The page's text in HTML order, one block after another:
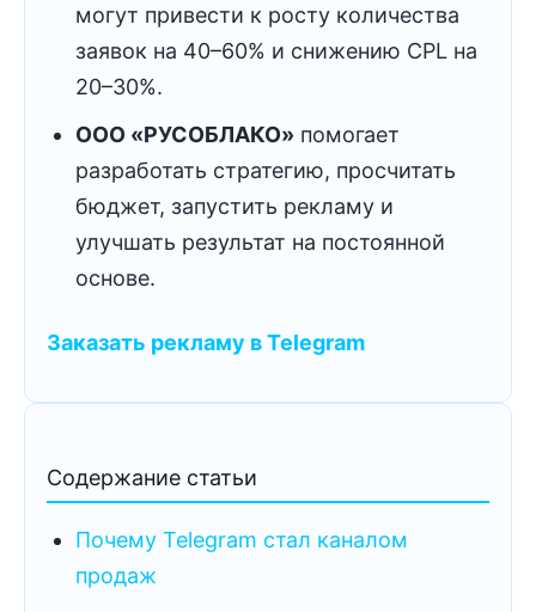
могут привести к росту количества
заявок на 40–60% и снижению CPL на
20–30%.
ООО «РУСОБЛАКО» помогает
разработать стратегию, просчитать
бюджет, запустить рекламу и
улучшать результат на постоянной
основе.
Заказать рекламу в Telegram
Содержание статьи
Почему Telegram стал каналом
продаж